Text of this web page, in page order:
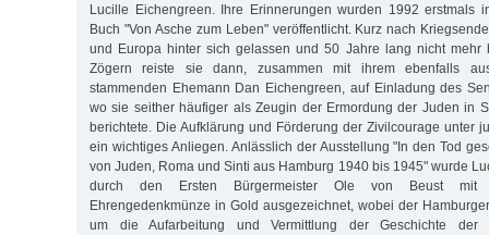
Lucille Eichengreen. Ihre Erinnerungen wurden 1992 erstmals
Buch "Von Asche zum Leben" veröffentlicht. Kurz nach
und Europa hinter sich gelassen und 50 Jahre lang nicht mehr
Zögern reiste sie dann, zusammen mit ihrem ebenfalls aus
stammenden Ehemann Dan Eichengreen, auf Einladung des
wo sie seither häufiger als Zeugin der Ermordung der Juden in
berichtete. Die Aufklärung und Förderung der Zivilcourage unter
ein wichtiges Anliegen. Anlässlich der Ausstellung "In den Tod
von Juden, Roma und Sinti aus Hamburg 1940 bis 1945" wurde
durch den Ersten Bürgermeister Ole von Beust mit
Ehrengedenkmünze in Gold ausgezeichnet, wobei der
um die Aufarbeitung und Vermittlung der Geschichte der